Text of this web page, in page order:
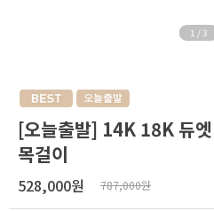
1 / 3
[오늘출발] 14K 18K 듀
목걸이
528,000원 787,000원